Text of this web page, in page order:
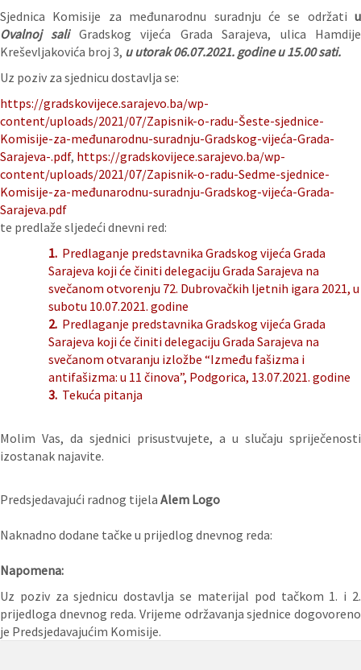
Sjednica Komisije za međunarodnu suradnju će se održati u
Ovalnoj saliGradskog vijeća Grada Sarajeva, ulica Hamdije
Kreševljakovića broj 3, u utorak 06.07.2021. godineu 15.00 sati.
Uz poziv za sjednicu dostavlja se:
https://gradskovijece.sarajevo.ba/wp-
content/uploads/2021/07/Zapisnik-o-radu-Šeste-sjednice-
Komisije-za-međunarodnu-suradnju-Gradskog-vijeća-Grada-
Sarajeva-.pdf, https://gradskovijece.sarajevo.ba/wp-
content/uploads/2021/07/Zapisnik-o-radu-Sedme-sjednice-
Komisije-za-međunarodnu-suradnju-Gradskog-vijeća-Grada-
Sarajeva.pdf
te predlaže sljedeći dnevni red:
1. Predlaganje predstavnika Gradskog vijeća Grada
Sarajeva koji će činiti delegaciju Grada Sarajeva na
svečanom otvorenju 72. Dubrovačkih ljetnih igara 2021, u
subotu 10.07.2021. godine
2. Predlaganje predstavnika Gradskog vijeća Grada
Sarajeva koji će činiti delegaciju Grada Sarajeva na
svečanom otvaranju izložbe “Između fašizma i
antifašizma: u 11 činova”, Podgorica, 13.07.2021. godine
3. Tekuća pitanja
Molim Vas, da sjednici prisustvujete, a u slučaju spriječenosti
izostanak najavite.
Predsjedavajući radnog tijela Alem Logo
Naknadno dodane tačke u prijedlog dnevnog reda:
Napomena:
Uz poziv za sjednicu dostavlja se materijal pod tačkom 1. i 2.
prijedloga dnevnog reda. Vrijeme održavanja sjednice dogovoreno
je Predsjedavajućim Komisije.